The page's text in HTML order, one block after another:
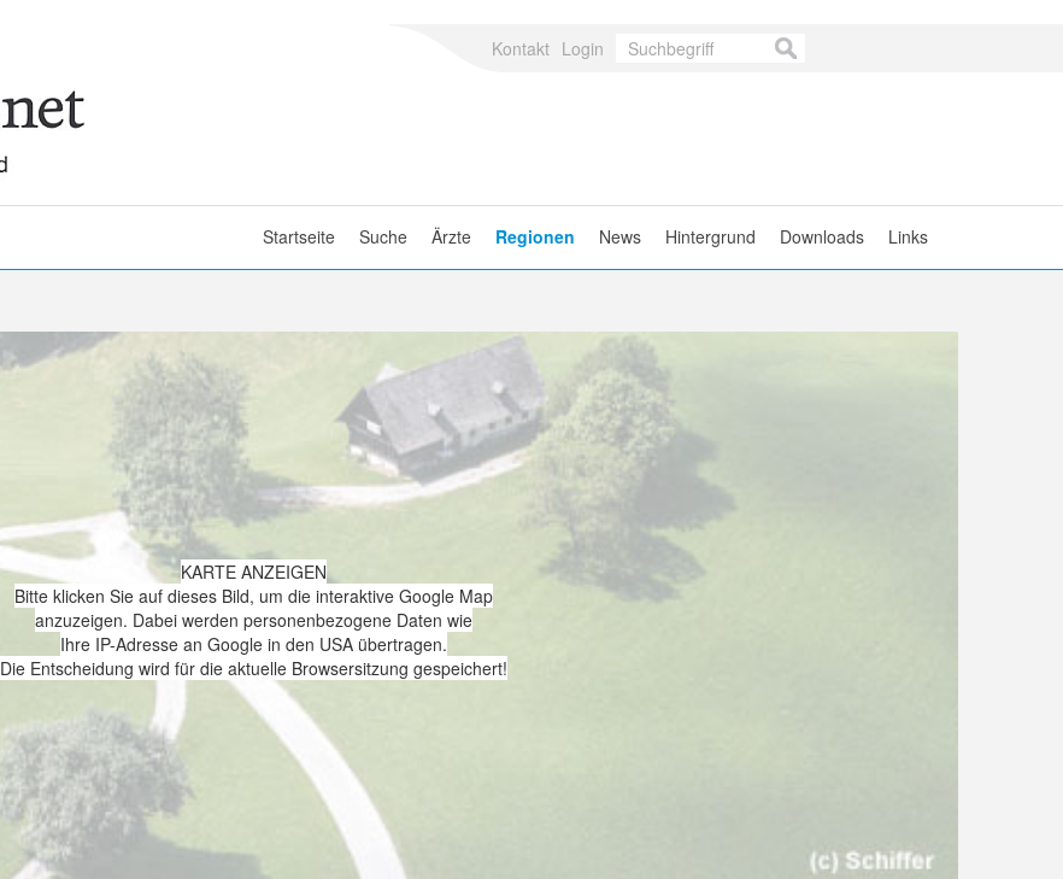
Kontakt Login
Startseite Suche Ärzte Regionen News Hintergrund Downloads Links
KARTE ANZEIGEN
Bitte klicken Sie auf dieses Bild, um die interaktive Google Map
anzuzeigen. Dabei werden personenbezogene Daten wie
Ihre IP-Adresse an Google in den USA übertragen.
Die Entscheidung wird für die aktuelle Browsersitzung gespeichert!